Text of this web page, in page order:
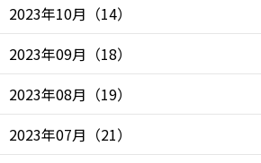
2023年10月 （14）
2023年09月 （18）
2023年08月 （19）
2023年07月 （21）